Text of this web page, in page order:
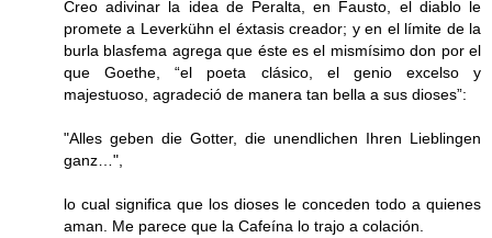
Creo adivinar la idea de Peralta, en Fausto, el diablo le
promete a Leverkühn el éxtasis creador; y en el límite de la
burla blasfema agrega que éste es el mismísimo don por el
que Goethe, “el poeta clásico, el genio excelso y
majestuoso, agradeció de manera tan bella a sus dioses”:
"Alles geben die Gotter, die unendlichen Ihren Lieblingen
ganz…",
lo cual significa que los dioses le conceden todo a quienes
aman. Me parece que la Cafeína lo trajo a colación.